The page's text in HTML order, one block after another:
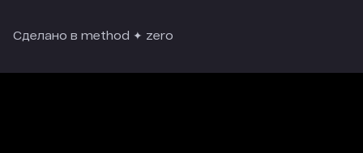
Сделано в method ✦ zero